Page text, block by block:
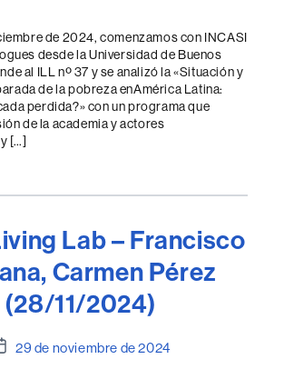
de 2024, comenzamos con INCASI
desde la Universidad de Buenos
al ILL nº 37 y se analizó la «Situación y
de la pobreza enAmérica Latina:
perdida?» con un programa que
de la academia y actores
[…]
Lab – Francisco
Carmen Pérez
(28/11/2024)
29 de noviembre de 2024